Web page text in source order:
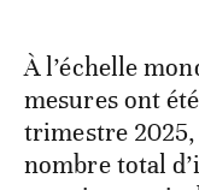
À l’échelle
mesures ont
trimestre
nombre total